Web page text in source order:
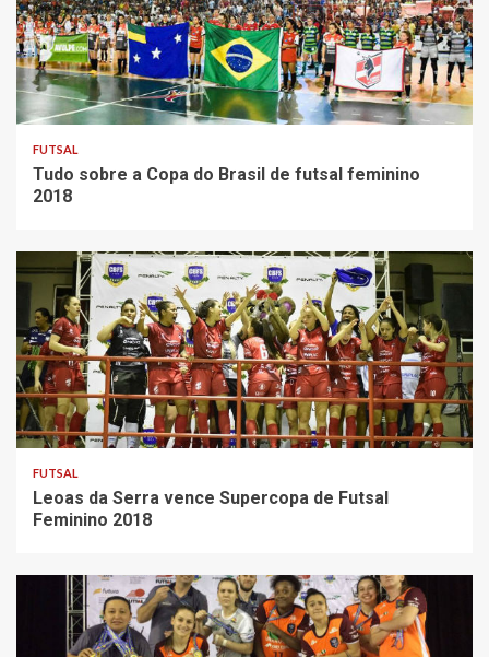
FUTSAL
Tudo sobre a Copa do Brasil de futsal feminino
2018
FUTSAL
Leoas da Serra vence Supercopa de Futsal
Feminino 2018